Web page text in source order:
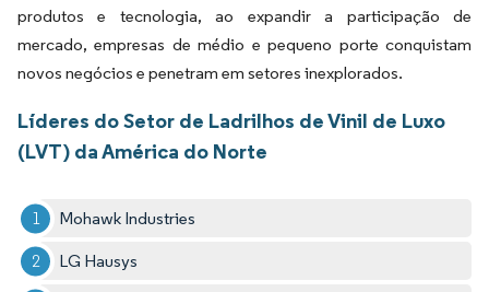
produtos e tecnologia, ao expandir a participação de
mercado, empresas de médio e pequeno porte conquistam
novos negócios e penetram em setores inexplorados.
Líderes do Setor de Ladrilhos de Vinil de Luxo
(LVT) da América do Norte
Mohawk Industries
LG Hausys